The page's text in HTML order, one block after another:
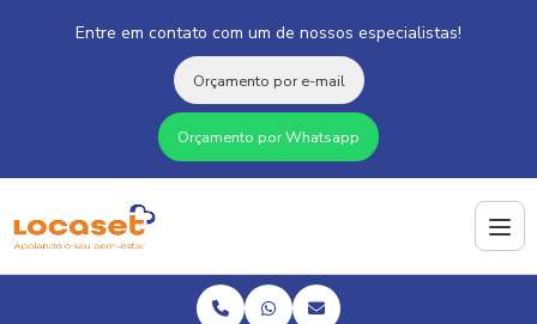
Entre em contato com um de nossos especialistas!
Orçamento por e-mail
Orçamento por Whatsapp